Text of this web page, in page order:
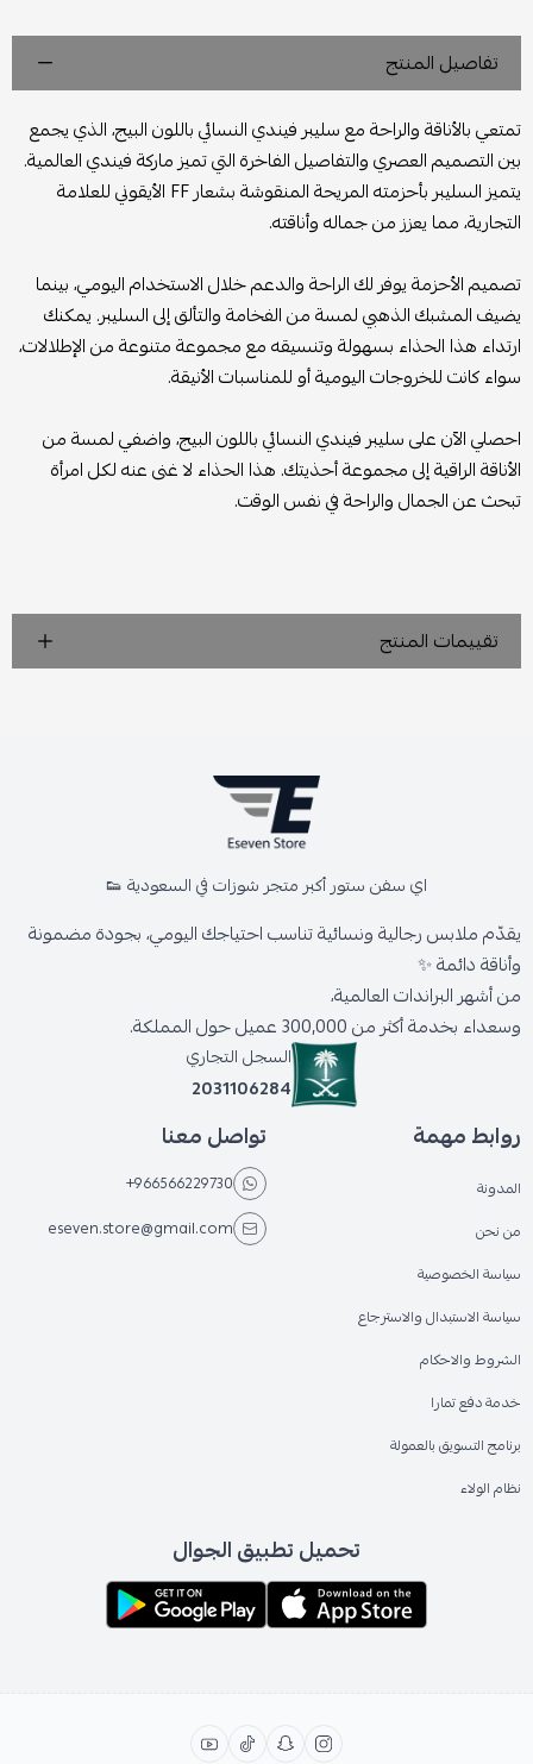
تفاصيل المنتج
تمتعي بالأناقة والراحة مع سليبر فيندي النسائي باللون البيج، الذي يجمع
بين التصميم العصري والتفاصيل الفاخرة التي تميز ماركة فيندي العالمية.
يتميز السليبر بأحزمته المريحة المنقوشة بشعار FF الأيقوني للعلامة
التجارية، مما يعزز من جماله وأناقته.
تصميم الأحزمة يوفر لك الراحة والدعم خلال الاستخدام اليومي، بينما
يضيف المشبك الذهبي لمسة من الفخامة والتألق إلى السليبر. يمكنك
ارتداء هذا الحذاء بسهولة وتنسيقه مع مجموعة متنوعة من الإطلالات،
سواء كانت للخروجات اليومية أو للمناسبات الأنيقة.
احصلي الآن على سليبر فيندي النسائي باللون البيج، واضفي لمسة من
الأناقة الراقية إلى مجموعة أحذيتك. هذا الحذاء لا غنى عنه لكل امرأة
تبحث عن الجمال والراحة في نفس الوقت.
تقييمات المنتج
اي سفن ستور أكبر متجر شوزات في السعودية 👟
يقدّم ملابس رجالية ونسائية تناسب احتياجك اليومي، بجودة مضمونة
وأناقة دائمة ✨
من أشهر البراندات العالمية،
وسعداء بخدمة أكثر من 300,000 عميل حول المملكة.
السجل التجاري
2031106284
روابط مهمة
المدونة
من نحن
سياسة الخصوصية
سياسة الاستبدال والاسترجاع
الشروط والاحكام
خدمة دفع تمارا
برنامج التسويق بالعمولة
نظام الولاء
تواصل معنا
+966566229730
eseven.store@gmail.com
تحميل تطبيق الجوال